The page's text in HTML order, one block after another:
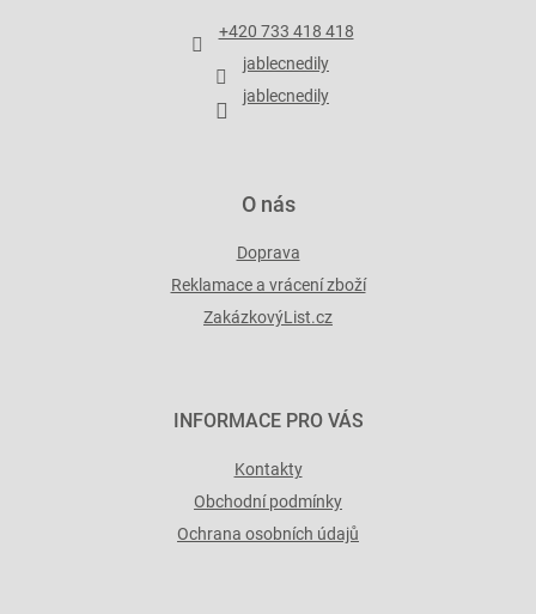
r
v
k
y
s
+420 733 418 418
jablecnedily
jablecnedily
O nás
Doprava
Reklamace a vrácení zboží
ZakázkovýList.cz
INFORMACE PRO VÁS
Kontakty
Obchodní podmínky
Ochrana osobních údajů